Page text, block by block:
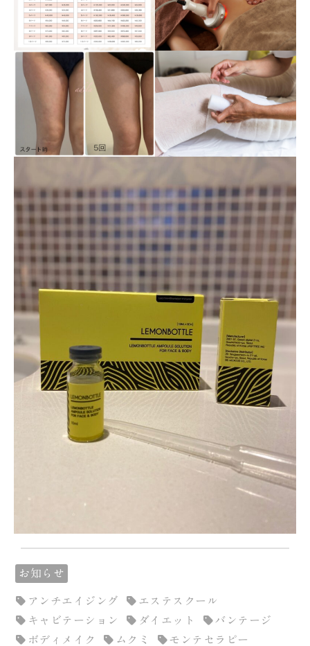
お知らせ
アンチエイジング
エステスクール
キャビテーション
ダイエット
バンテージ
ボディメイク
ムクミ
モンテセラピー